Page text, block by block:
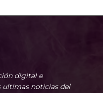
digital e
ultimas noticias del